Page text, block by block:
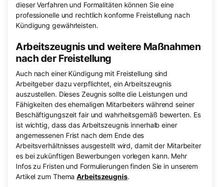
dieser Verfahren und Formalitäten können Sie eine
professionelle und rechtlich konforme Freistellung nach
Kündigung gewährleisten.
Arbeitszeugnis und weitere Maßnahmen
nach der Freistellung
Auch nach einer Kündigung mit Freistellung sind
Arbeitgeber dazu verpflichtet, ein Arbeitszeugnis
auszustellen. Dieses Zeugnis sollte die Leistungen und
Fähigkeiten des ehemaligen Mitarbeiters während seiner
Beschäftigungszeit fair und wahrheitsgemäß bewerten. Es
ist wichtig, dass das Arbeitszeugnis innerhalb einer
angemessenen Frist nach dem Ende des
Arbeitsverhältnisses ausgestellt wird, damit der Mitarbeiter
es bei zukünftigen Bewerbungen vorlegen kann. Mehr
Infos zu Fristen und Formulierungen finden Sie in unserem
Artikel zum ThemaArbeitszeugnis.